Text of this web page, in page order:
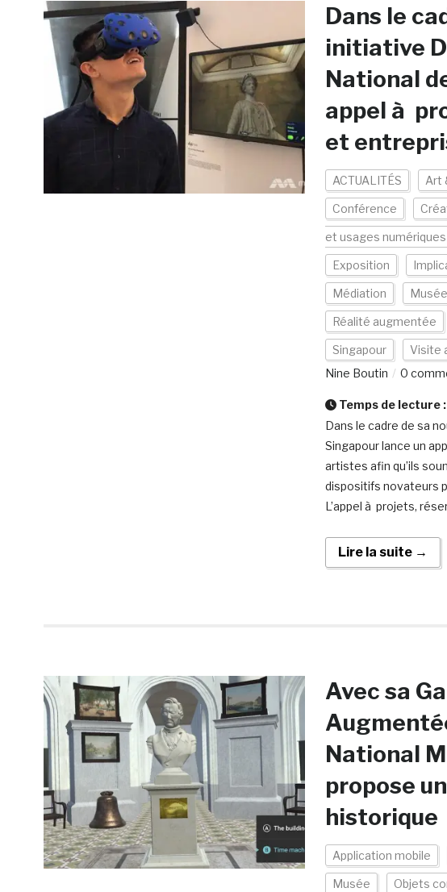
Dans le
initiative
National
appel à
et
ACTUALITÉS Art
Conférence
et usages numériques
Exposition
Médiation Musée
Réalité augmentée
Singapour Visite
Nine Boutin
0
Temps de lecture :
Dans le cadre de sa
Singapour lance un
artistes afin qu’ils
dispositifs novateurs
L’appel à projets,
Lire la suite →
Avec sa
National
propose
historique
Application mobile
Musée Objets